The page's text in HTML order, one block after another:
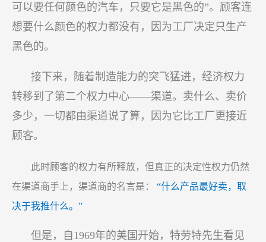
可以要任何颜色的汽车，只要它是黑色的”。顾客连
想要什么颜色的权力都没有，因为工厂决定只生产
黑色的。
接下来，随着制造能力的突飞猛进，经济权力
转移到了第二个权力中心——渠道。卖什么、卖价
多少，一切都由渠道说了算，因为它比工厂更接近
顾客。
此时顾客的权力有所释放，但真正的决定性权力仍然
在渠道商手上，渠道商的名言是： “什么产品最好卖，取
决于我推什么。”
但是，自1969年的美国开始，特劳特先生看见